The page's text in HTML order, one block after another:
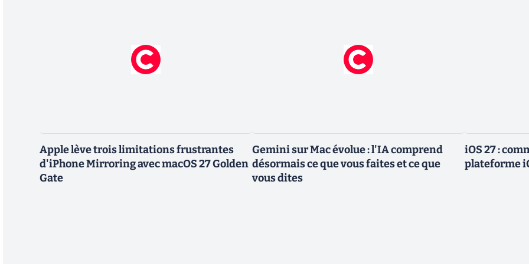
Apple lève trois limitations frustrantes
d'iPhone Mirroring avec macOS 27 Golden
Gate
Gemini sur Mac évolue : l'IA comprend
désormais ce que vous faites et ce que
vous dites
iOS 27 :
plateforme